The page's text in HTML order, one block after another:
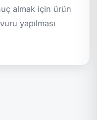
almak için ürün
yapılması